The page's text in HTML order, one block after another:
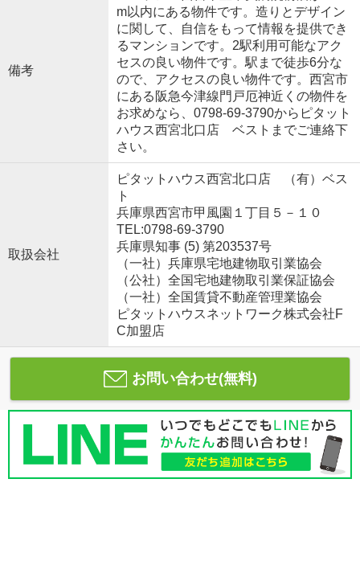
備考
m以内にある物件です。造りとデザイン
に関して、自信をもって情報を提供でき
るマンションです。2駅利用可能なアク
セスの良い物件です。駅まで徒歩6分な
ので、アクセスの良い物件です。西宮市
にある阪急今津線門戸厄神近くの物件を
お求めなら、0798-69-3790からピタット
ハウス西宮北口店 ベストまでご連絡下
さい。
取扱会社
ピタットハウス西宮北口店 （有）ベス
ト
兵庫県西宮市甲風園１丁目５－１０
TEL:0798-69-3790
兵庫県知事 (5) 第203537号
（一社）兵庫県宅地建物取引業協会
（公社）全国宅地建物取引業保証協会
（一社）全国賃貸不動産管理業協会
ピタットハウスネットワーク株式会社F
C加盟店
お問い合わせ(無料)